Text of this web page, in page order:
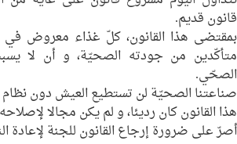
قانون قديم.
بمقتضى هذا القانون، كلّ غذاء معروض
متأكّدين من جودته الصحيّة، و أن لا
الصحّي.
صناعتنا الصحيّة لن تستطيع العيش دون نظام
هذا القانون كان رديئا، و لم يكن مجالا
أصرّ على ضرورة إرجاع القانون للجنة لإعادة